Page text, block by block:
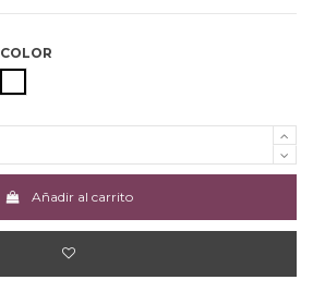
COLOR
Añadir al carrito